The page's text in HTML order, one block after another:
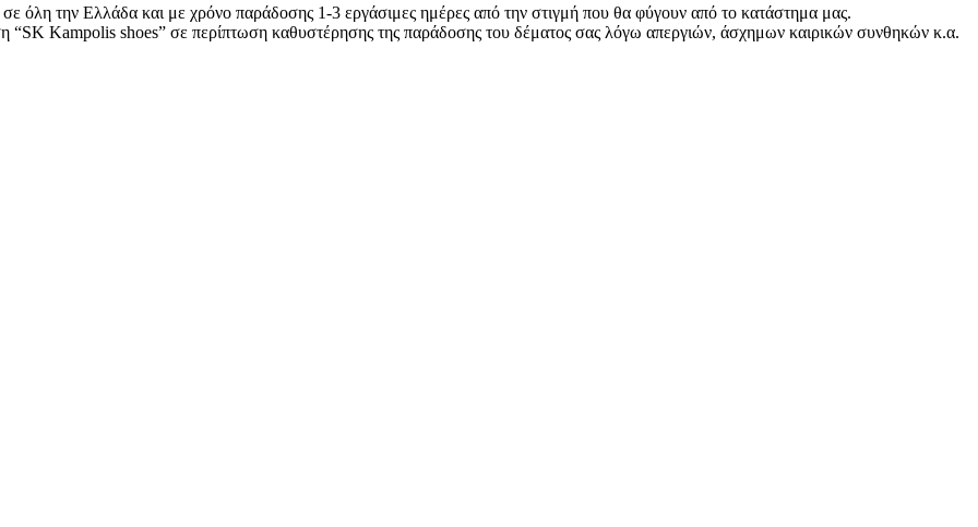
όλη την Ελλάδα και με χρόνο παράδοσης 1-3 εργάσιμες ημέρες από την στιγμή που θα φύγουν από το κατάστημα μας.
“SK Kampolis shoes” σε περίπτωση καθυστέρησης της παράδοσης του δέματος σας λόγω απεργιών, άσχημων καιρικών συνθηκών κ.α.